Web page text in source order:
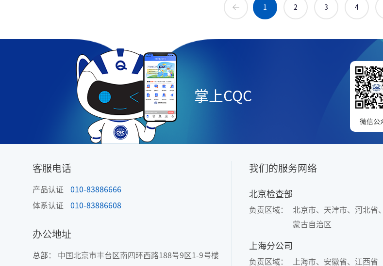
1 2 3 4
掌上CQC
微信公
客服电话
产品认证 010-83886666
体系认证 010-83886608
办公地址
总部： 中国北京市丰台区南四环西路188号9区1-9号楼
我们的服务网络
北京检查部
负责区域：
北京市、天津市、河北省
蒙古自治区
上海分公司
负责区域： 上海市、安徽省、江西省